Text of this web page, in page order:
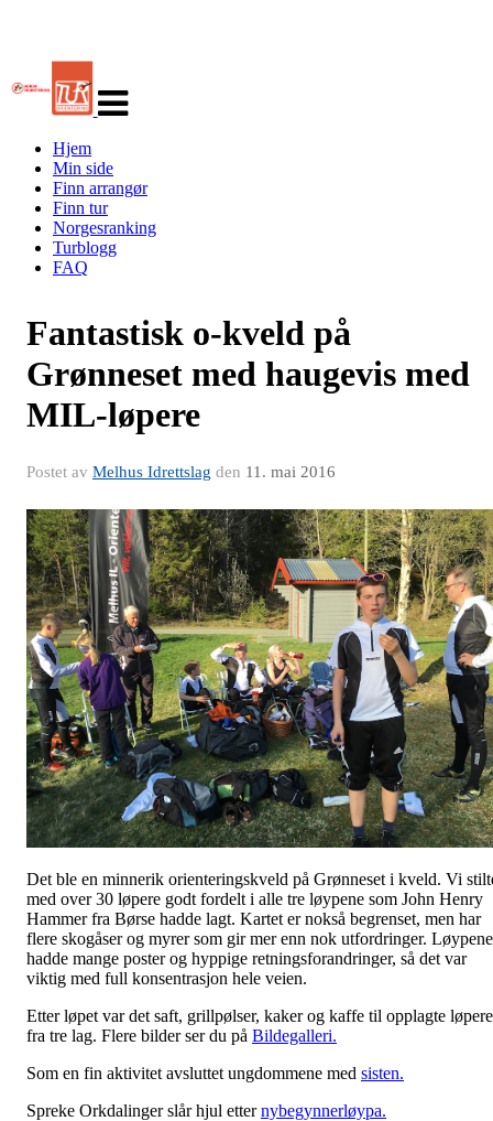
navigasjon
Hjem
Min side
Finn arrangør
Finn tur
Norgesranking
Turblogg
FAQ
Fantastisk o-kveld på
Grønneset med haugevis med
MIL-løpere
Postet av Melhus Idrettslag den 11. mai 2016
Det ble en minnerik orienteringskveld på Grønneset i kveld. Vi
med over 30 løpere godt fordelt i alle tre løypene som John Henry
Hammer fra Børse hadde lagt. Kartet er nokså begrenset, men har
flere skogåser og myrer som gir mer enn nok utfordringer. Løypene
hadde mange poster og hyppige retningsforandringer, så det var
viktig med full konsentrasjon hele veien.
Etter løpet var det saft, grillpølser, kaker og kaffe til opplagte løpere
fra tre lag. Flere bilder ser du på Bildegalleri.
Som en fin aktivitet avsluttet ungdommene med sisten.
Spreke Orkdalinger slår hjul etternybegynnerløypa.